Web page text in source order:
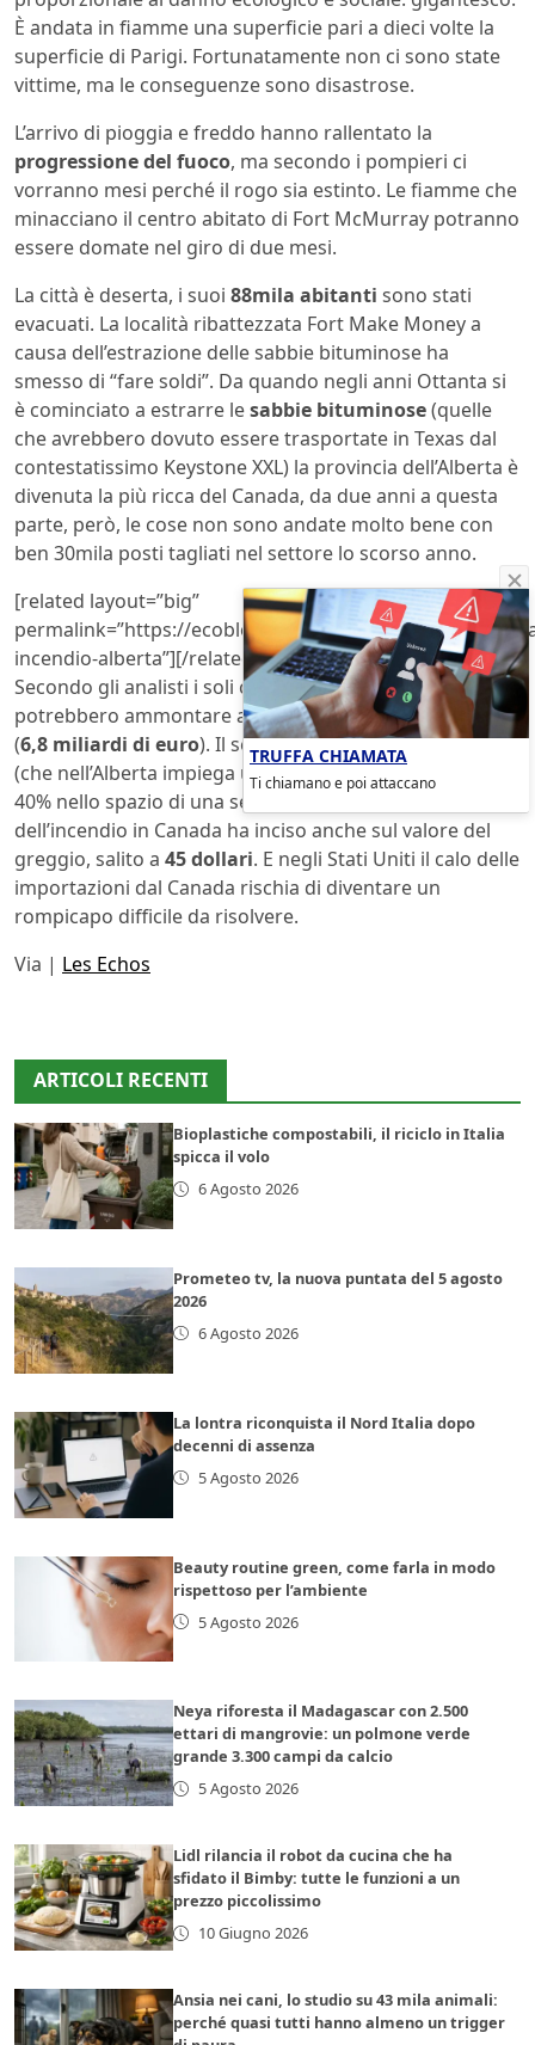
È andata in fiamme una superficie pari a dieci volte la
superficie di Parigi. Fortunatamente non ci sono state
vittime, ma le conseguenze sono disastrose.
L’arrivo di pioggia e freddo hanno rallentato la
progressione del fuoco, ma secondo i pompieri ci
vorranno mesi perché il rogo sia estinto. Le fiamme che
minacciano il centro abitato di Fort McMurray potranno
essere domate nel giro di due mesi.
La città è deserta, i suoi 88mila abitanti sono stati
evacuati. La località ribattezzata Fort Make Money a
causa dell’estrazione delle sabbie bituminose ha
smesso di “fare soldi”. Da quando negli anni Ottanta si
è cominciato a estrarre lesabbie bituminose(quelle
che avrebbero dovuto essere trasportate in Texas dal
contestatissimo Keystone XXL) la provincia dell’Alberta è
divenuta la più ricca del Canada, da due anni a questa
parte, però, le cose non sono andate molto bene con
ben 30mila posti tagliati nel settore lo scorso anno.
[related layout=”big”
permalink=”https://ecoblog.lndo.site/post/163455/
incendio-alberta”][/related]
Secondo gli analisti i soli costi di assicurazione
potrebbero ammontare a 10 miliardi di dollari canadesi
(6,8 miliardi di euro). Il settore petrolifero canadese
(che nell’Alberta impiega una persona su 10) ha perso il
40% nello spazio di una settimana. L’effetto farfalla
dell’incendio in Canada ha inciso anche sul valore del
greggio, salito a 45 dollari. E negli Stati Uniti il calo delle
importazioni dal Canada rischia di diventare un
rompicapo difficile da risolvere.
Via | Les Echos
ARTICOLI RECENTI
Bioplastiche compostabili, il riciclo in Italia
spicca il volo
6 Agosto 2026
Prometeo tv, la nuova puntata del 5 agosto
2026
6 Agosto 2026
La lontra riconquista il Nord Italia dopo
decenni di assenza
5 Agosto 2026
Beauty routine green, come farla in modo
rispettoso per l’ambiente
5 Agosto 2026
Neya riforesta il Madagascar con 2.500
ettari di mangrovie: un polmone verde
grande 3.300 campi da calcio
5 Agosto 2026
Lidl rilancia il robot da cucina che ha
sfidato il Bimby: tutte le funzioni a un
prezzo piccolissimo
10 Giugno 2026
Ansia nei cani, lo studio su 43 mila animali:
perché quasi tutti hanno almeno un trigger
TRUFFA CHIAMATA
Ti chiamano e poi attaccano